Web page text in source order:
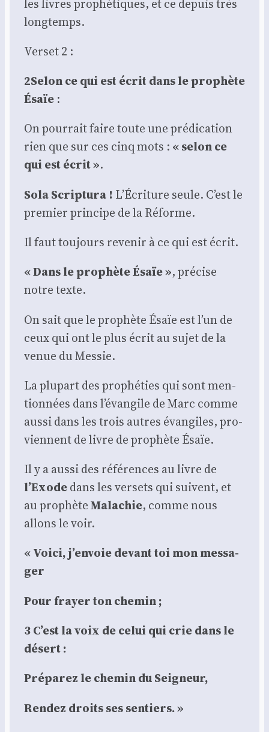
les livres pro­phé­tiques, et ce depuis très
long­temps.
Ver­set 2 :
2Selon ce qui est écritdans le pro­phète
Ésaïe :
On pour­rait faire toute une pré­di­ca­tion
rien que sur ces cinq mots : « selon ce
qui est écrit ».
Sola Scrip­tu­ra ! L’Écriture seule. C’est le
pre­mier prin­cipe de la Réforme.
Il faut tou­jours reve­nir à ce qui est écrit.
« Dans le pro­phète Ésaïe », pré­cise
notre texte.
On sait que le pro­phète Ésaïe est l’un de
ceux qui ont le plus écrit au sujet de la
venue du Mes­sie.
La plu­part des pro­phé­ties qui sont men­
tion­nées dans l’évangile de Marc comme
aus­si dans les trois autres évan­giles, pro­
viennent de livre de pro­phète Ésaïe.
Il y a aus­si des réfé­rences au livre de
l’Exodedans les ver­sets qui suivent, et
au pro­phèteMala­chie, comme nous
allons le voir.
« Voi­ci, j’en­voie devant toi mon mes­sa­
ger
Pour frayer ton che­min ;
3 C’est la voix de celui qui crie dans le
désert :
Pré­pa­rez le che­min du Sei­gneur,
Ren­dez droits ses sen­tiers. »